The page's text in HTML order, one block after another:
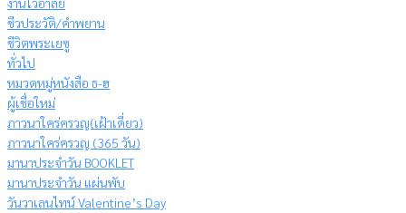
ชีวประวัติ/คำพยาน
ชีวิตพระเยซู
ทั่วไป
หมวดหมู่หนังสือ ธ-ฮ
ผู้เชื่อใหม่
ภาวนาใคร่ครวญ(เฝ้าเดี่ยว)
ภาวนาใคร่ครวญ (365 วัน)
มานาประจำวัน BOOKLET
มานาประจำวัน แผ่นพับ
วันวาเลนไทน์ Valentine’s Day